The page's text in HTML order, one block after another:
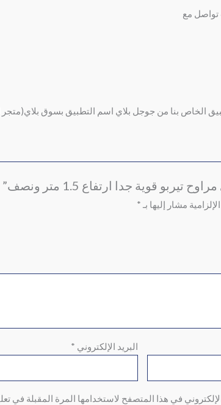
تواصل مع
الخاص بنا من جوجل بلاي اسم التطبيق بسوق بلاي(متجر
قوية جدا ارتفاع 1.5 متر ونصف”
مشار إليها بـ *
البريد الإلكتروني *
في هذا المتصفح لاستخدامها المرة المقبلة في